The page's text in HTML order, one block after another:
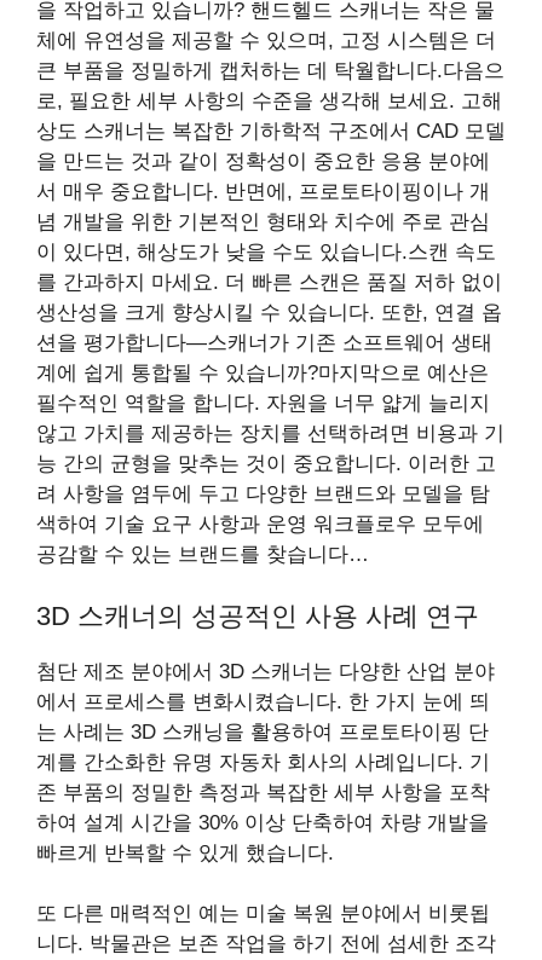
을 작업하고 있습니까? 핸드헬드 스캐너는 작은 물
체에 유연성을 제공할 수 있으며, 고정 시스템은 더
큰 부품을 정밀하게 캡처하는 데 탁월합니다.다음으
로, 필요한 세부 사항의 수준을 생각해 보세요. 고해
상도 스캐너는 복잡한 기하학적 구조에서 CAD 모델
을 만드는 것과 같이 정확성이 중요한 응용 분야에
서 매우 중요합니다. 반면에, 프로토타이핑이나 개
념 개발을 위한 기본적인 형태와 치수에 주로 관심
이 있다면, 해상도가 낮을 수도 있습니다.스캔 속도
를 간과하지 마세요. 더 빠른 스캔은 품질 저하 없이
생산성을 크게 향상시킬 수 있습니다. 또한, 연결 옵
션을 평가합니다—스캐너가 기존 소프트웨어 생태
계에 쉽게 통합될 수 있습니까?마지막으로 예산은
필수적인 역할을 합니다. 자원을 너무 얇게 늘리지
않고 가치를 제공하는 장치를 선택하려면 비용과 기
능 간의 균형을 맞추는 것이 중요합니다. 이러한 고
려 사항을 염두에 두고 다양한 브랜드와 모델을 탐
색하여 기술 요구 사항과 운영 워크플로우 모두에
공감할 수 있는 브랜드를 찾습니다…
3D 스캐너의 성공적인 사용 사례 연구
첨단 제조 분야에서 3D 스캐너는 다양한 산업 분야
에서 프로세스를 변화시켰습니다. 한 가지 눈에 띄
는 사례는 3D 스캐닝을 활용하여 프로토타이핑 단
계를 간소화한 유명 자동차 회사의 사례입니다. 기
존 부품의 정밀한 측정과 복잡한 세부 사항을 포착
하여 설계 시간을 30% 이상 단축하여 차량 개발을
빠르게 반복할 수 있게 했습니다.
또 다른 매력적인 예는 미술 복원 분야에서 비롯됩
니다. 박물관은 보존 작업을 하기 전에 섬세한 조각